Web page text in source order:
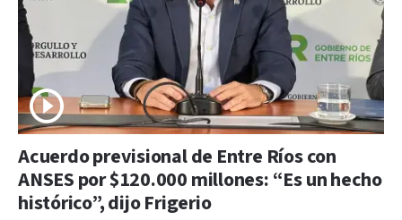
Acuerdo previsional de Entre Ríos con
ANSES por $120.000 millones: “Es un hecho
histórico”, dijo Frigerio